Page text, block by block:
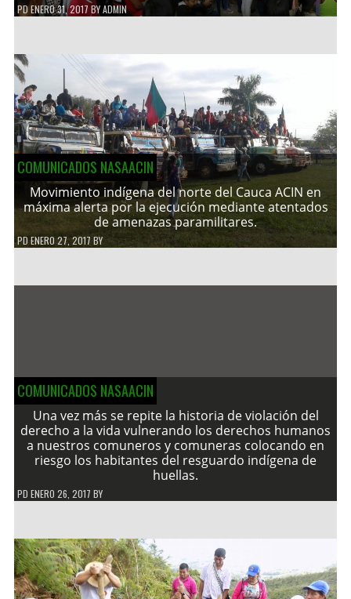
PDENERO 31, 2017 BYADMIN
COMUNICADOS NASAACIN
Movimiento indígena del norte del Cauca ACIN en
máxima alerta por la ejecución mediante atentados
de amenazas paramilitares.
PDENERO 27, 2017 BY
COMUNICADOS NASAACIN
Una vez más se repite la historia de violación del
derecho a la vida vulnerando los derechos humanos
a nuestros comuneros y comuneras colocando en
riesgo los habitantes del resguardo indígena de
huellas.
PD ENERO 26, 2017 BY